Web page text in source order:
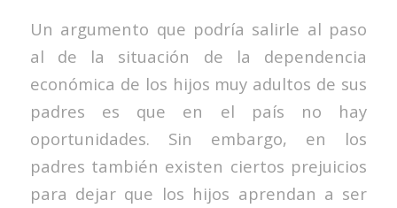
Un argumento que podría salirle al paso
al de la situación de la dependencia
económica de los hijos muy adultos de sus
padres es que en el país no hay
oportunidades. Sin embargo, en los
padres también existen ciertos prejuicios
para dejar que los hijos aprendan a ser